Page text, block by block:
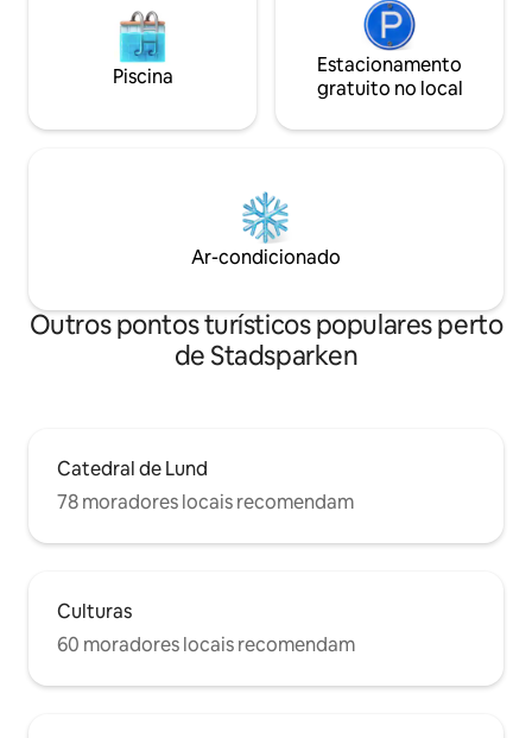
Piscina
Estacionamento
gratuito no local
Ar-condicionado
Outros pontos turísticos populares perto
de Stadsparken
Catedral de Lund
78 moradores locais recomendam
Culturas
60 moradores locais recomendam